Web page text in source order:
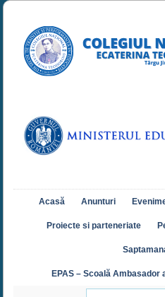
Acasă Anunturi
Proiecte si parteneriate
EPAS – Scoală Ambasador